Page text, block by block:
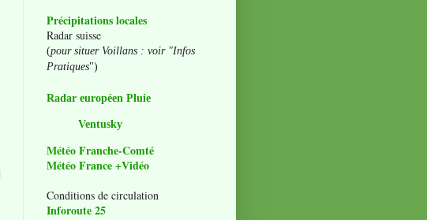
Précipitations locales
Radar suisse
(pour situer Voillans : voir "Infos
Pratiques")
Radar européen Pluie
Ventusky
Météo Franche-Comté
Météo France +Vidéo
Conditions de circulation
Inforoute 25